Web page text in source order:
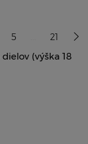
5 21
(výška 18